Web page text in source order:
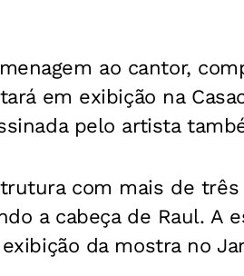
ao cantor,
em exibição na
pelo artista
com mais de
a cabeça de Raul. A
da mostra no